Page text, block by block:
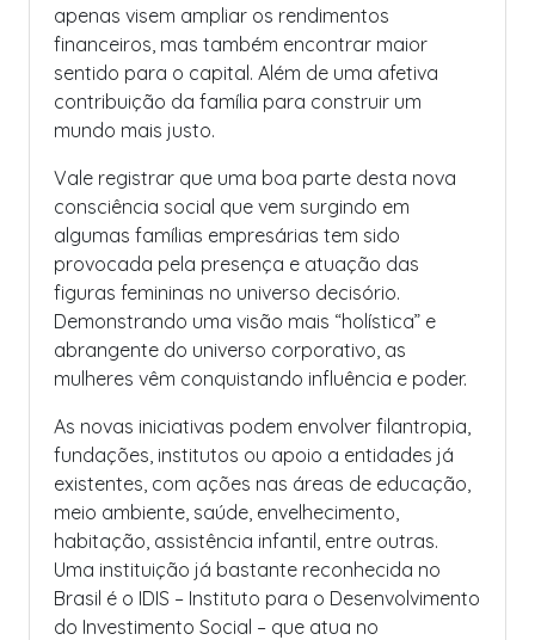
apenas visem ampliar os rendimentos
financeiros, mas também encontrar maior
sentido para o capital. Além de uma afetiva
contribuição da família para construir um
mundo mais justo.
Vale registrar que uma boa parte desta nova
consciência social que vem surgindo em
algumas famílias empresárias tem sido
provocada pela presença e atuação das
figuras femininas no universo decisório.
Demonstrando uma visão mais “holística” e
abrangente do universo corporativo, as
mulheres vêm conquistando influência e poder.
As novas iniciativas podem envolver filantropia,
fundações, institutos ou apoio a entidades já
existentes, com ações nas áreas de educação,
meio ambiente, saúde, envelhecimento,
habitação, assistência infantil, entre outras.
Uma instituição já bastante reconhecida no
Brasil é o IDIS – Instituto para o Desenvolvimento
do Investimento Social – que atua no